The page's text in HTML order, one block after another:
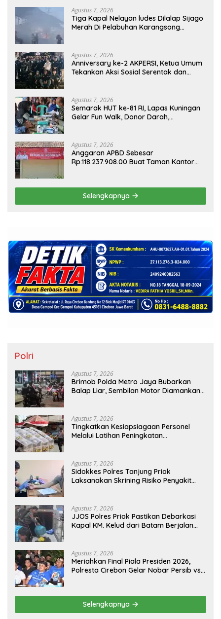
Agustus 7, 2026
Tiga Kapal Nelayan ludes Dilalap Sijago
Merah Di Pelabuhan Karangsong
Agustus 7, 2026
Anniversary ke-2 AKPERSI, Ketua Umum
Tekankan Aksi Sosial Serentak dan
Agustus 7, 2026
Semarak HUT ke-81 RI, Lapas Kuningan
Gelar Fun Walk, Donor Darah,
Agustus 7, 2026
Anggaran APBD Sebesar
Rp.118.237.908.00 Buat Taman Kantor
Terbuka!
Selengkapnya
Polri
Agustus 7, 2026
Brimob Polda Metro Jaya Bubarkan
Balap Liar, Sembilan Motor Diamankan
Agustus 7, 2026
Tingkatkan Kesiapsiagaan Personel
Melalui Latihan Peningkatan
Agustus 7, 2026
Sidokkes Polres Tanjung Priok
Laksanakan Skrining Risiko Penyakit
Agustus 7, 2026
JJOS Polres Priok Pastikan Debarkasi
Kapal KM. Kelud dari Batam Berjalan
Agustus 7, 2026
Meriahkan Final Piala Presiden 2026,
Polresta Cirebon Gelar Nobar Persib vs
Selengkapnya